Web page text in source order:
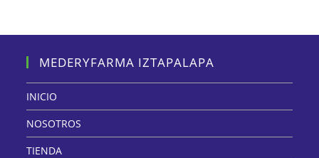
MEDERYFARMA IZTAPALAPA
INICIO
NOSOTROS
TIENDA